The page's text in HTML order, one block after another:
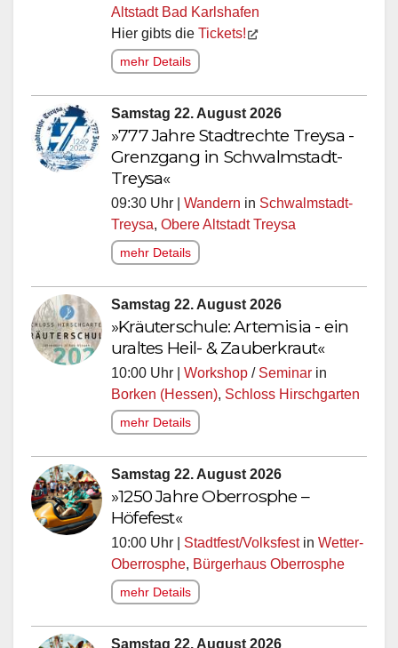
Altstadt Bad Karlshafen
Hier gibts die Tickets!
mehr Details
Samstag 22. August 2026
»777 Jahre Stadtrechte Treysa -
Grenzgang in Schwalmstadt-
Treysa«
09:30 Uhr | Wandern in Schwalmstadt-
Treysa, Obere Altstadt Treysa
mehr Details
Samstag 22. August 2026
»Kräuterschule: Artemisia - ein
uraltes Heil- & Zauberkraut«
10:00 Uhr | Workshop / Seminar in
Borken (Hessen), Schloss Hirschgarten
mehr Details
Samstag 22. August 2026
»1250 Jahre Oberrosphe –
Höfefest«
10:00 Uhr | Stadtfest/Volksfestin Wetter-
Oberrosphe, Bürgerhaus Oberrosphe
mehr Details
Samstag 22. August 2026